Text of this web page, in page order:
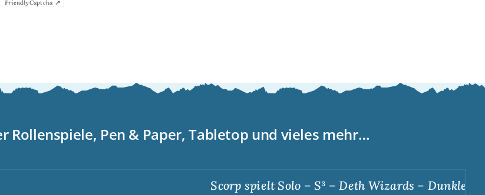
FriendlyCaptcha ⇗
Rollenspiele, Pen & Paper, Tabletop und vieles mehr…
Scorp spielt Solo – S³ – Deth Wizards – Dunkle